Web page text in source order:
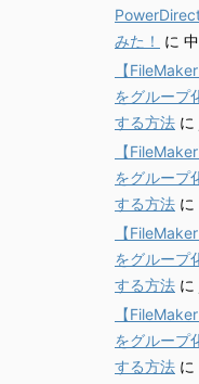
みた！
に
【
をグループ
する方法 に
【
をグループ
する方法 に
【
をグループ
する方法 に
【
をグループ
する方法 に